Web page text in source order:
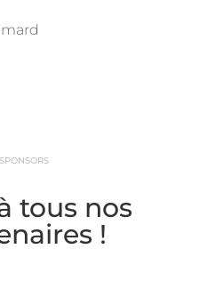
SPONSORS
tous nos
!